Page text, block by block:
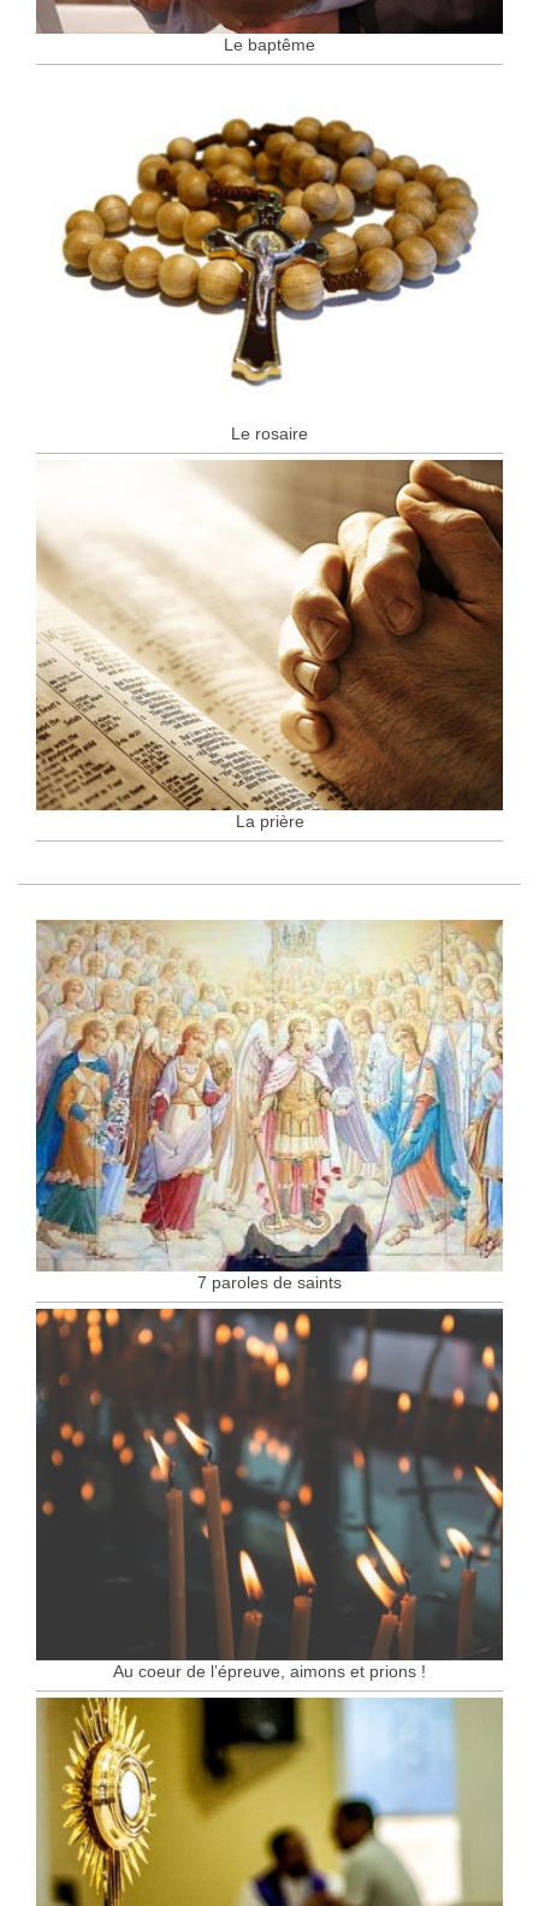
Le baptême
Le rosaire
La prière
7 paroles de saints
Au coeur de l’épreuve, aimons et prions !